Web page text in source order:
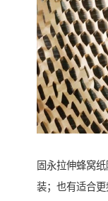
固永拉伸蜂窝
装；也有适合